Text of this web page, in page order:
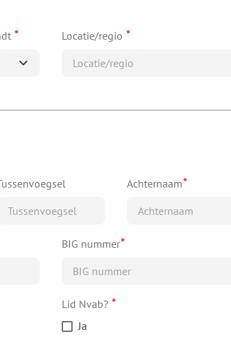
* Locatie/regio *
Achternaam*
BIG nummer*
Lid Nvab? *
Ja